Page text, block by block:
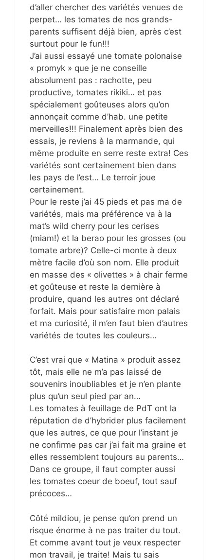
d’aller chercher des variétés venues de
perpet… les tomates de nos grands-
parents suffisent déjà bien, après c’est
surtout pour le fun!!!
J’ai aussi essayé une tomate polonaise
« promyk » que je ne conseille
absolument pas : rachotte, peu
productive, tomates rikiki… et pas
spécialement goûteuses alors qu’on
annonçait comme d’hab. une petite
merveilles!!! Finalement après bien des
essais, je reviens à la marmande, qui
même produite en serre reste extra! Ces
variétés sont certainement bien dans
les pays de l’est… Le terroir joue
certainement.
Pour le reste j’ai 45 pieds et pas ma de
variétés, mais ma préférence va à la
mat’s wild cherry pour les cerises
(miam!) et la berao pour les grosses (ou
tomate arbre)? Celle-ci monte à deux
mètre facile d’où son nom. Elle produit
en masse des « olivettes » à chair ferme
et goûteuse et reste la dernière à
produire, quand les autres ont déclaré
forfait. Mais pour satisfaire mon palais
et ma curiosité, il m’en faut bien d’autres
variétés de toutes les couleurs…
C’est vrai que « Matina » produit assez
tôt, mais elle ne m’a pas laissé de
souvenirs inoubliables et je n’en plante
plus qu’un seul pied par an…
Les tomates à feuillage de PdT ont la
réputation de d’hybrider plus facilement
que les autres, ce que pour l’instant je
ne confirme pas car j’ai fait ma graine et
elles ressemblent toujours au parents…
Dans ce groupe, il faut compter aussi
les tomates coeur de boeuf, tout sauf
précoces…
Côté mildiou, je pense qu’on prend un
risque énorme à ne pas traiter du tout.
Et comme avant tout je veux respecter
mon travail, je traite! Mais tu sais